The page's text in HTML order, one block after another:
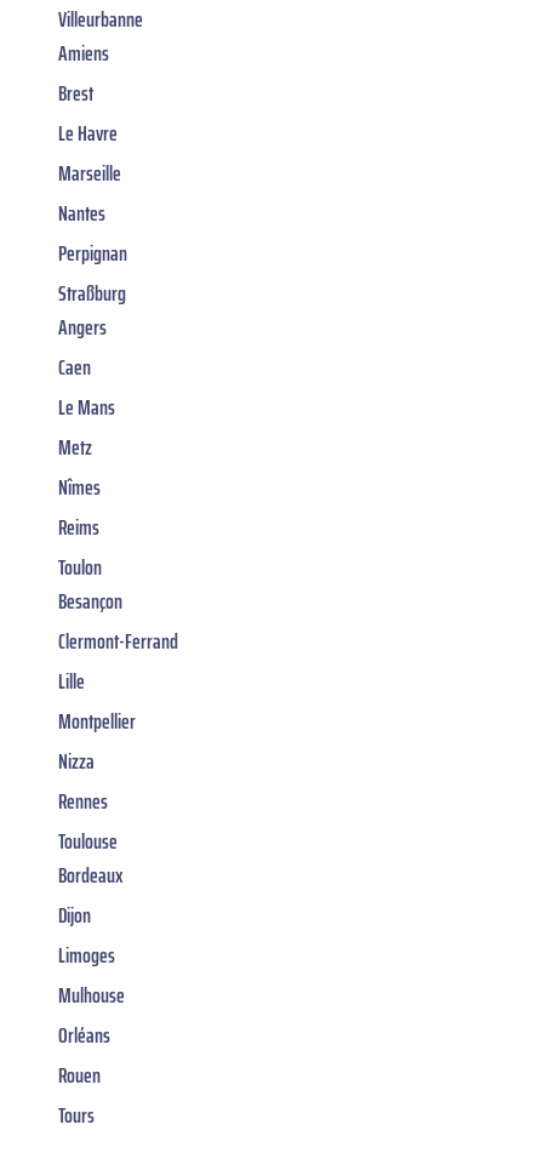
Villeurbanne
Amiens
Brest
Le Havre
Marseille
Nantes
Perpignan
Straßburg
Angers
Caen
Le Mans
Metz
Nîmes
Reims
Toulon
Besançon
Clermont-Ferrand
Lille
Montpellier
Nizza
Rennes
Toulouse
Bordeaux
Dijon
Limoges
Mulhouse
Orléans
Rouen
Tours